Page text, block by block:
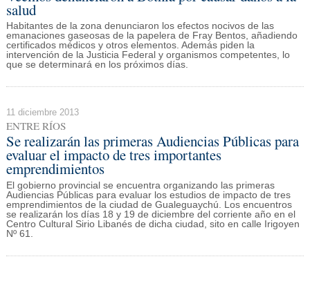
salud
Habitantes de la zona denunciaron los efectos nocivos de las
emanaciones gaseosas de la papelera de Fray Bentos, añadiendo
certificados médicos y otros elementos. Además piden la
intervención de la Justicia Federal y organismos competentes, lo
que se determinará en los próximos días.
11 diciembre 2013
ENTRE RÍOS
Se realizarán las primeras Audiencias Públicas para
evaluar el impacto de tres importantes
emprendimientos
El gobierno provincial se encuentra organizando las primeras
Audiencias Públicas para evaluar los estudios de impacto de tres
emprendimientos de la ciudad de Gualeguaychú. Los encuentros
se realizarán los días 18 y 19 de diciembre del corriente año en el
Centro Cultural Sirio Libanés de dicha ciudad, sito en calle Irigoyen
Nº 61.